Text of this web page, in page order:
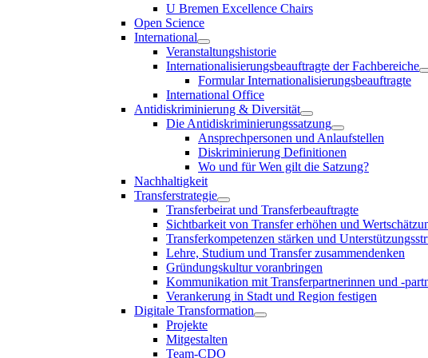
U Bremen Excellence Chairs
Open Science
International
Veranstaltungshistorie
Internationalisierungsbeauftragte der Fachbereiche
Formular Internationalisierungsbeauftragte
International Office
Antidiskriminierung & Diversität
Die Antidiskriminierungssatzung
Ansprechpersonen und Anlaufstellen
Diskriminierung Definitionen
Wo und für Wen gilt die Satzung?
Nachhaltigkeit
Transferstrategie
Transferbeirat und Transferbeauftragte
Sichtbarkeit von Transfer erhöhen und
Transferkompetenzen stärken und
Lehre, Studium und Transfer zusammendenken
Gründungskultur voranbringen
Kommunikation mit Transferpartnerinnen und -
Verankerung in Stadt und Region festigen
Digitale Transformation
Projekte
Mitgestalten
Team-CDO